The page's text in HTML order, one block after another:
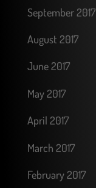
September 2017
August 2017
June 2017
May 2017
April 2017
March 2017
February 2017